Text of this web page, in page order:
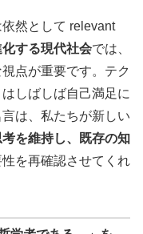
然として relevant
する現代社会では、
点が重要です。テク
しばしば自己満足に
は、私たちが新しい
を維持し、既存の知
を再確認させてくれ